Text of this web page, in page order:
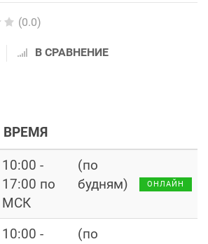
(0.0)
В СРАВНЕНИЕ
ВРЕМЯ
10:00 -
17:00 по
МСК
(по
будням)
ОНЛАЙН
10:00 -
(по